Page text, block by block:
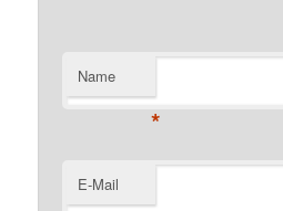
Name
*
E-Mail